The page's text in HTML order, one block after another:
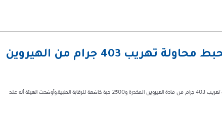
“الزكاة والضريبة والجمارك” تحبط محاولة تهريب 403 جرام من الهيروين
تمكنت هيئة الزكاة والضريبة والجمارك في منفذ البطحاء من إحباط محاولة تهريب 403 جرام من مادة الهيروين المخدرة و2500 حبة خاضعة للرقابة الطبية.وأوضحت الهيئة أنه عند